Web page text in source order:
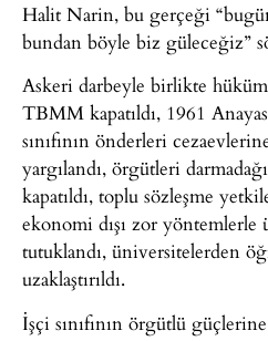
Halit Narin, bu gerçeği
bundan böyle biz güleceğiz”
Askeri darbeyle birlikte
TBMM kapatıldı, 1961
sınıfının önderleri
yargılandı, örgütleri
kapatıldı, toplu sözleşme
ekonomi dışı zor yöntemlerle
tutuklandı, üniversitelerden
uzaklaştırıldı.
İşçi sınıfının örgütlü